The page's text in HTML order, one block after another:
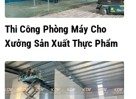
Thi Công Phòng Máy Cho
Xưởng Sản Xuất Thực Phẩm